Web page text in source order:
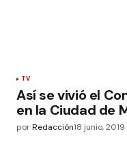
TV
Así se vivió el
en la Ciudad de
porRedacción18 junio, 2019